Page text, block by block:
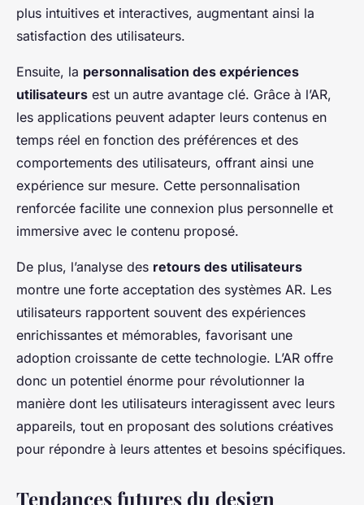
plus intuitives et interactives, augmentant ainsi la
satisfaction des utilisateurs.
Ensuite, la personnalisation des expériences
utilisateurs est un autre avantage clé. Grâce à l’AR,
les applications peuvent adapter leurs contenus en
temps réel en fonction des préférences et des
comportements des utilisateurs, offrant ainsi une
expérience sur mesure. Cette personnalisation
renforcée facilite une connexion plus personnelle et
immersive avec le contenu proposé.
De plus, l’analyse des retours des utilisateurs
montre une forte acceptation des systèmes AR. Les
utilisateurs rapportent souvent des expériences
enrichissantes et mémorables, favorisant une
adoption croissante de cette technologie. L’AR offre
donc un potentiel énorme pour révolutionner la
manière dont les utilisateurs interagissent avec leurs
appareils, tout en proposant des solutions créatives
pour répondre à leurs attentes et besoins spécifiques.
Tendances futures du design